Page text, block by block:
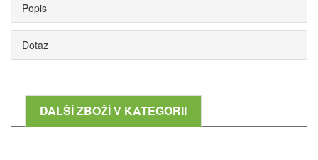
Popis
Dotaz
DALŠÍ ZBOŽÍ V KATEGORII